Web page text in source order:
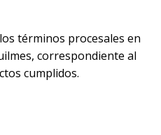
términos procesales en
correspondiente al
cumplidos.